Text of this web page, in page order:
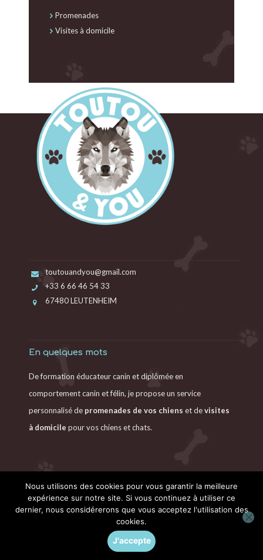
Promenades
Visites à domicile
toutouandyou@gmail.com
+33 6 66 46 54 33
67480 LEUTENHEIM
En quelques mots
De formation éducateur canin et diplômée en
comportement canin et félin, je propose un service
personnalisé de promenades de vos chiens et devisites
à domicile pour vos chiens et chats.
Copyright © 2017-2026 Toutouandyou. |
Mentions légales
Nous utilisons des cookies pour vous garantir la meilleure
expérience sur notre site. Si vous continuez à utiliser ce
dernier, nous considérerons que vous acceptez l'utilisation des
cookies.
J'accepte